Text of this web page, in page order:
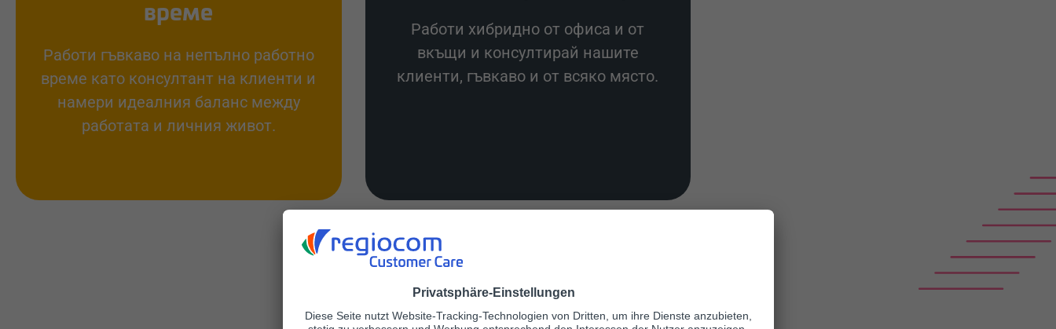
време
Работи гъвкаво на непълно работно
време като консултант на клиенти и
намери идеалния баланс между
работата и личния живот.
Работи хибридно от офиса и от
вкъщи и консултирай нашите
клиенти, гъвкаво и от всяко място.